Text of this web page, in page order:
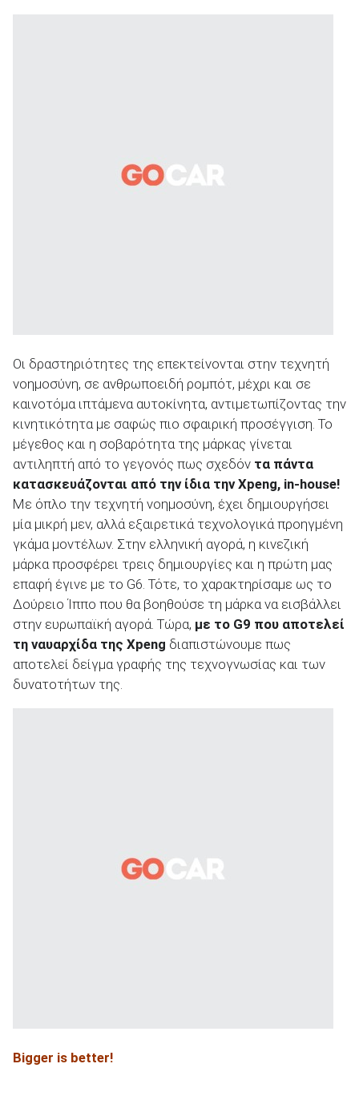
Οι δραστηριότητες της επεκτείνονται στην τεχνητή
νοημοσύνη, σε ανθρωποειδή ρομπότ, μέχρι και σε
καινοτόμα ιπτάμενα αυτοκίνητα, αντιμετωπίζοντας την
κινητικότητα με σαφώς πιο σφαιρική προσέγγιση. Το
μέγεθος και η σοβαρότητα της μάρκας γίνεται
αντιληπτή από το γεγονός πως σχεδόν τα πάντα
κατασκευάζονται από την ίδια την Xpeng, in-house!
Με όπλο την τεχνητή νοημοσύνη, έχει δημιουργήσει
μία μικρή μεν, αλλά εξαιρετικά τεχνολογικά προηγμένη
γκάμα μοντέλων. Στην ελληνική αγορά, η κινεζική
μάρκα προσφέρει τρεις δημιουργίες και η πρώτη μας
επαφή έγινε με το G6. Τότε, το χαρακτηρίσαμε ως το
Δούρειο Ίππο που θα βοηθούσε τη μάρκα να εισβάλλει
στην ευρωπαϊκή αγορά. Τώρα, με το G9 που αποτελεί
τη ναυαρχίδα της Xpeng διαπιστώνουμε πως
αποτελεί δείγμα γραφής της τεχνογνωσίας και των
δυνατοτήτων της.
Bigger is better!